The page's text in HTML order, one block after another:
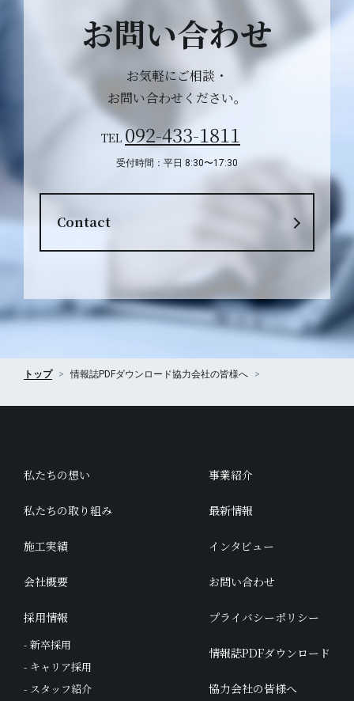
お問い合わせ
お気軽にご相談・
お問い合わせください。
TEL 092-433-1811
受付時間：平日 8:30〜17:30
Contact
トップ 情報誌PDFダウンロード協力会社の皆様へ
私たちの想い
私たちの取り組み
施工実績
会社概要
採用情報
- 新卒採用
- キャリア採用
- スタッフ紹介
事業紹介
最新情報
インタビュー
お問い合わせ
プライバシーポリシー
情報誌PDFダウンロード
協力会社の皆様へ